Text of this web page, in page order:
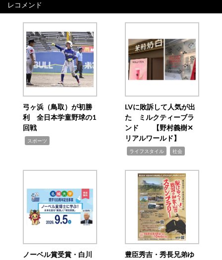
レコメンド
弓ヶ浜（鳥取）が初勝
利 全日本学童野球の1
回戦
スポーツ
LVに敗訴して人気が出
た ミルクティーブラ
ンド 【野村義樹✕
リアルワールド】
ライフスタイル 社会
ノーベル賞受賞・白川
豊臣秀吉・秀長兄弟ゆ